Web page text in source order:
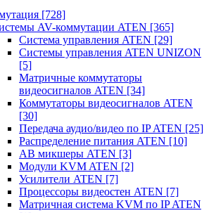
[728]
AV-коммутации ATEN [365]
Система управления ATEN [29]
Системы управления ATEN UNIZON
[5]
Матричные коммутаторы
видеосигналов ATEN [34]
Коммутаторы видеосигналов ATEN
[30]
Передача аудио/видео по IP ATEN [25]
Распределение питания ATEN [10]
АВ микшеры ATEN [3]
Модули KVM ATEN [2]
Усилители ATEN [7]
Процессоры видеостен ATEN [7]
Матричная система KVM по IP ATEN